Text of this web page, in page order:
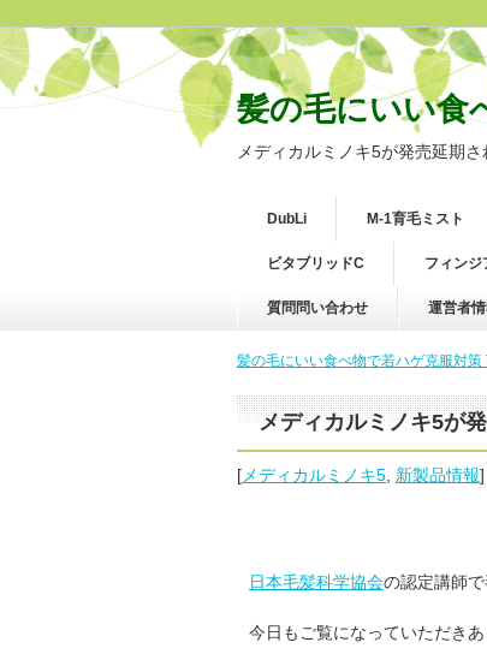
髪の毛にいい食
メディカルミノキ5が発売延期
DubLi M-1育毛ミスト
ビタブリッドC フィンジ
質問問い合わせ 運営者
髪の毛にいい食べ物で若ハゲ克服対策
メディカルミノキ5が
[ メディカルミノキ5 新製品情報]
日本毛髪科学協会の認定講師で
今日もご覧になっていただき